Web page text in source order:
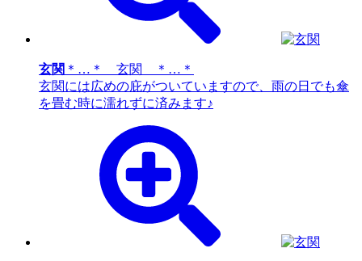
玄関 ＊…＊ 玄関 ＊…＊
玄関には広めの庇がついていますので、雨の日でも傘
を畳む時に濡れずに済みます♪